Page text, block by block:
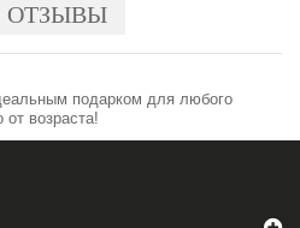
ОТЗЫВЫ
подарком для любого
от возраста!